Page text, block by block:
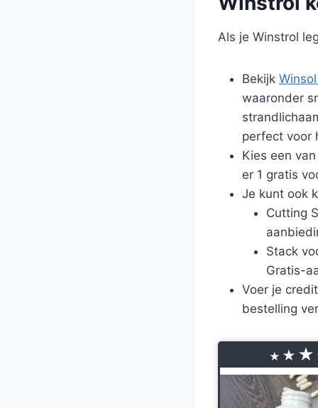
Als je Winstrol
Bekijk
waaronder
perfect voor
Kies een
er 1 gratis
Je kunt ook
Cutting
Stack
Gratis-
Voer je
bestelling
★ ★ ★